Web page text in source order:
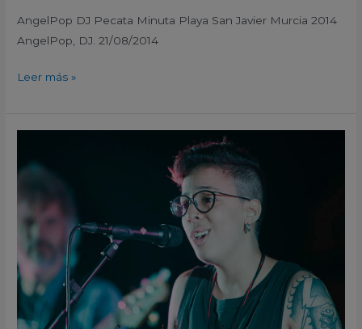
AngelPop DJ Pecata Minuta Playa San Javier Murcia 2014
AngelPop, DJ. 21/08/2014
Leer más »
Minuta
Playa
San
Javier
Murcia
2014